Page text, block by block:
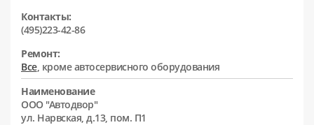
Контакты:
(495)223-42-86
Ремонт:
Все, кроме автосервисного оборудования
Наименование
ООО "Автодвор"
ул. Нарвская, д.13, пом. П1